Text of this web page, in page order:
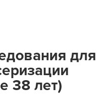
для
38 лет)